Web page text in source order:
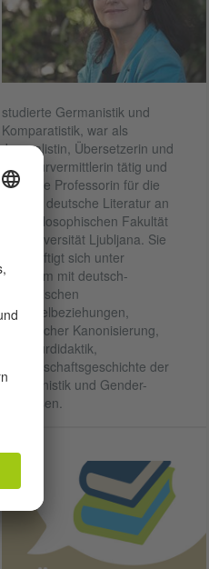
studierte Germanistik und
Komparatistik, war als
Journalistin, Übersetzerin und
Literaturvermittlerin tätig und
ist heute Professorin für die
neuere deutsche Literatur an
der Philosophischen Fakultät
der Universität Ljubljana. Sie
beschäftigt sich unter
anderem mit deutsch-
slowenischen
Wechselbeziehungen,
literarischer Kanonisierung,
Literaturdidaktik,
Wissenschaftsgeschichte der
Germanistik und Gender-
Diskursen.